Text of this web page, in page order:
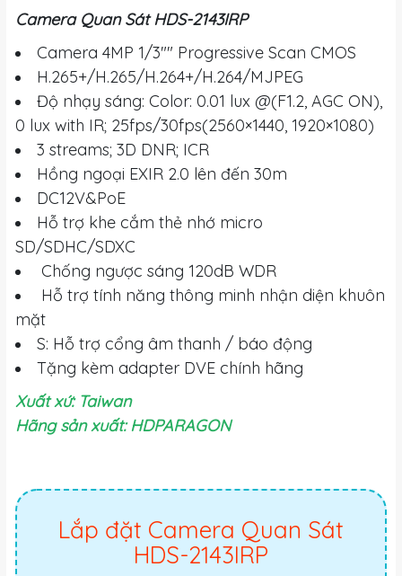
Camera Quan Sát HDS-2143IRP
Camera 4MP 1/3"" Progressive Scan CMOS
H.265+/H.265/H.264+/H.264/MJPEG
Độ nhạy sáng: Color: 0.01 lux @(F1.2, AGC ON),
0 lux with IR; 25fps/30fps(2560×1440, 1920×1080)
3 streams; 3D DNR; ICR
Hồng ngoại EXIR 2.0 lên đến 30m
DC12V&PoE
Hỗ trợ khe cắm thẻ nhớ micro
SD/SDHC/SDXC
Chống ngược sáng 120dB WDR
Hỗ trợ tính năng thông minh nhận diện khuôn
mặt
S: Hỗ trợ cổng âm thanh / báo động
Tặng kèm adapter DVE chính hãng
Xuất xứ: Taiwan
Hãng sản xuất: HDPARAGON
Lắp đặt Camera Quan Sát
HDS-2143IRP